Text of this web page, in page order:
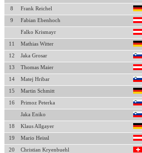
8 Frank Reichel
9 Fabian Ebenhoch
Falko Krismayr
11 Mathias Witter
12 Jaka Grosar
13 Thomas Maier
14 Matej Hribar
15 Martin Schmitt
16 Primoz Peterka
Jaka Eniko
18 Klaus Allgayer
19 Mario Heissl
20 Christian Kryenbuehl